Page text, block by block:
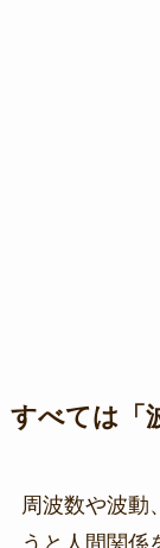
すべては「
周波数や波動